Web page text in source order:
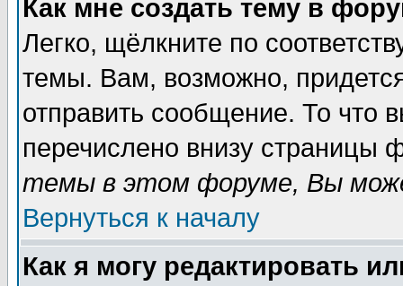
Как мне создать тему в
Легко, щёлкните по
темы. Вам, возможно,
отправить сообщение. То что
перечислено внизу страницы
темы в этом форуме, Вы
Вернуться к началу
Как я могу редактировать